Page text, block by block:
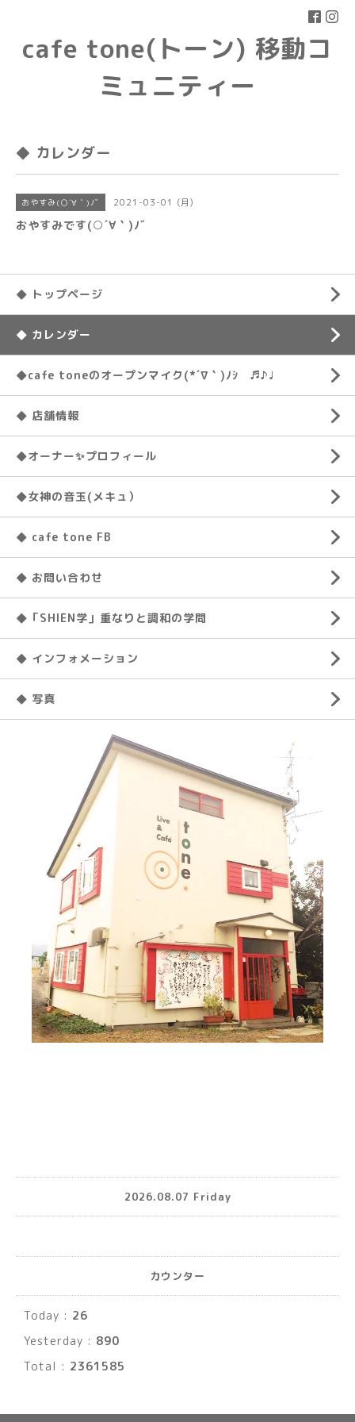
cafe tone(トーン) 移動コ
ミュニティー
◆ カレンダー
おやすみ(○´∀｀)ﾉﾞ 2021-03-01 (月)
おやすみです(○´∀｀)ﾉﾞ
◆ トップページ
◆ カレンダー
◆cafe toneのオープンマイク(*´∇｀)ﾉｼ ♬♪♩
◆ 店舗情報
◆オーナー✨プロフィール
◆女神の音玉(メキュ）
◆ cafe tone FB
◆ お問い合わせ
◆「SHIEN学」重なりと調和の学問
◆ インフォメーション
◆ 写真
2026.08.07 Friday
カウンター
Today : 26
Yesterday : 890
Total : 2361585